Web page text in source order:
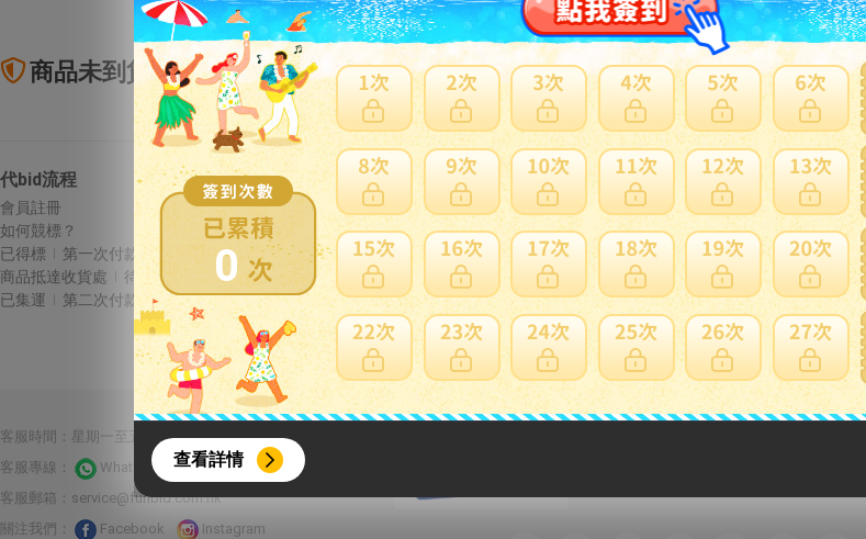
0
查看詳情
商品未到貨全額理賠 賣家寄錯全額處理
代bid流程
會員註冊
如何競標？
已得標
第一次付款
商品抵達收貨處
待集運
已集運
第二次付款
Letao保障
商品未到貨全額理賠
賣家寄錯全額處理
運送損壞全額理賠
全透明資訊及費用
支付方式
FPS 轉數快 / Tap & Go 拍住賞 - FPS
銀行過數
Payme
自取點現金儲值
Alipay HK
信用卡
客服時間：星期一至五 10:00-22:00 星期六至日13:00-22:00
客服專線：
Whatsapp 線上客服
客服郵箱： service@funbid.com.hk
關注我們：
Facebook Instagram